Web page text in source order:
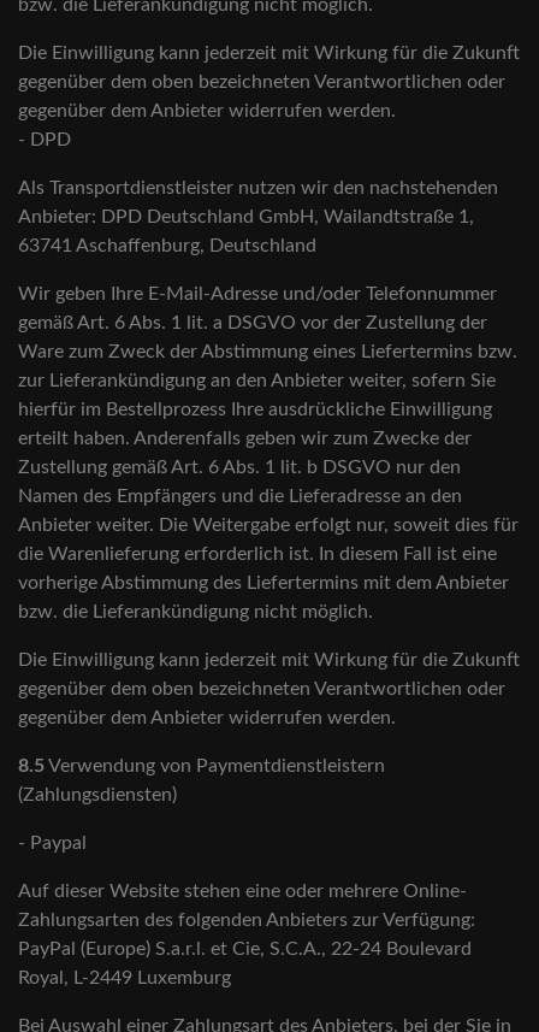
bzw. die Lieferankündigung nicht möglich.
Die Einwilligung kann jederzeit mit Wirkung für die Zukunft
gegenüber dem oben bezeichneten Verantwortlichen oder
gegenüber dem Anbieter widerrufen werden.
- DPD
Als Transportdienstleister nutzen wir den nachstehenden
Anbieter: DPD Deutschland GmbH, Wailandtstraße 1,
63741 Aschaffenburg, Deutschland
Wir geben Ihre E-Mail-Adresse und/oder Telefonnummer
gemäß Art. 6 Abs. 1 lit. a DSGVO vor der Zustellung der
Ware zum Zweck der Abstimmung eines Liefertermins bzw.
zur Lieferankündigung an den Anbieter weiter, sofern Sie
hierfür im Bestellprozess Ihre ausdrückliche Einwilligung
erteilt haben. Anderenfalls geben wir zum Zwecke der
Zustellung gemäß Art. 6 Abs. 1 lit. b DSGVO nur den
Namen des Empfängers und die Lieferadresse an den
Anbieter weiter. Die Weitergabe erfolgt nur, soweit dies für
die Warenlieferung erforderlich ist. In diesem Fall ist eine
vorherige Abstimmung des Liefertermins mit dem Anbieter
bzw. die Lieferankündigung nicht möglich.
Die Einwilligung kann jederzeit mit Wirkung für die Zukunft
gegenüber dem oben bezeichneten Verantwortlichen oder
gegenüber dem Anbieter widerrufen werden.
8.5Verwendung von Paymentdienstleistern
(Zahlungsdiensten)
- Paypal
Auf dieser Website stehen eine oder mehrere Online-
Zahlungsarten des folgenden Anbieters zur Verfügung:
PayPal (Europe) S.a.r.l. et Cie, S.C.A., 22-24 Boulevard
Royal, L-2449 Luxemburg
Bei Auswahl einer Zahlungsart des Anbieters, bei der Sie in